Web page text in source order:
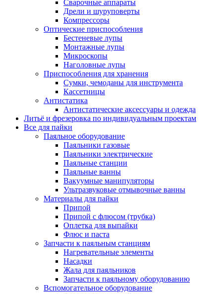
Сварочные аппараты
Дрели и шуруповерты
Компрессоры
Оптические приспособления
Бестеневые лупы
Монтажные лупы
Микроскопы
Наголовные лупы
Приспособления для хранения
Сумки, чемоданы для инструмента
Кассетницы
Антистатика
Антистатические аксессуары и одежда
Литьё и фрезеровка по индивидуальным проектам
Все для пайки
Паяльное оборудование
Паяльники газовые
Паяльники электрические
Паяльные станции
Паяльные ванны
Вакуумные манипуляторы
Ультразвуковые отмывочные ванны
Материалы для пайки
Припой
Припой с флюсом (трубка)
Оплетка для выпайки
Флюс и паста
Запчасти к паяльным станциям
Нагревательные элементы
Насадки
Жала для паяльников
Запчасти к паяльному оборудованию
Вспомогательное оборудование